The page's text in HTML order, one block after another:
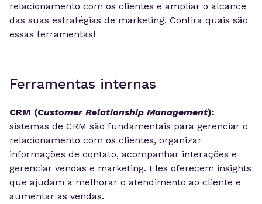
relacionamento com os clientes e ampliar o alcance
das suas estratégias de marketing. Confira quais são
essas ferramentas!
Ferramentas internas
CRM (Customer Relationship Management):
sistemas de CRM são fundamentais para gerenciar o
relacionamento com os clientes, organizar
informações de contato, acompanhar interações e
gerenciar vendas e marketing. Eles oferecem insights
que ajudam a melhorar o atendimento ao cliente e
aumentar as vendas.